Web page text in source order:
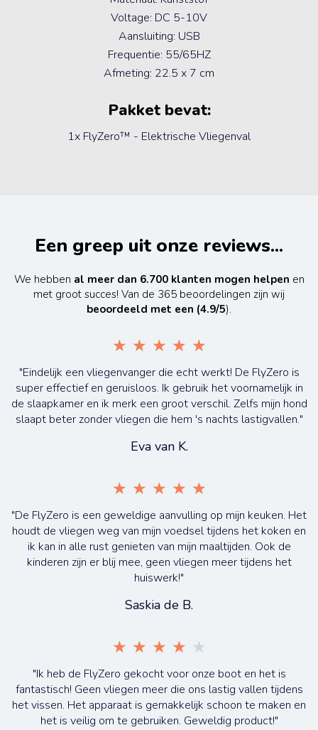
Voltage: DC 5-10V
Aansluiting: USB
Frequentie: 55/65HZ
Afmeting: 22.5 x 7 cm
Pakket bevat:
1x FlyZero™ - Elektrische Vliegenval
Een greep uit onze reviews...
We hebben al meer dan 6.700 klanten mogen helpen en
met groot succes! Van de 365 beoordelingen zijn wij
beoordeeld met een (4.9/5).
★ ★ ★ ★ ★
"Eindelijk een vliegenvanger die echt werkt! De FlyZero is
super effectief en geruisloos. Ik gebruik het voornamelijk in
de slaapkamer en ik merk een groot verschil. Zelfs mijn hond
slaapt beter zonder vliegen die hem 's nachts lastigvallen."
Eva van K.
★ ★ ★ ★ ★
"De FlyZero is een geweldige aanvulling op mijn keuken. Het
houdt de vliegen weg van mijn voedsel tijdens het koken en
ik kan in alle rust genieten van mijn maaltijden. Ook de
kinderen zijn er blij mee, geen vliegen meer tijdens het
huiswerk!"
Saskia de B.
★ ★ ★ ★ ★
"Ik heb de FlyZero gekocht voor onze boot en het is
fantastisch! Geen vliegen meer die ons lastig vallen tijdens
het vissen. Het apparaat is gemakkelijk schoon te maken en
het is veilig om te gebruiken. Geweldig product!"